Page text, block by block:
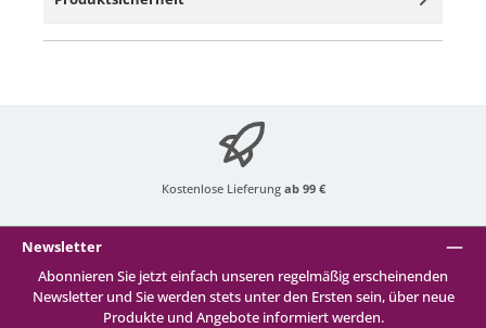
Kostenlose Lieferung ab 99 €
Newsletter
Abonnieren Sie jetzt einfach unseren regelmäßig erscheinenden
Newsletter und Sie werden stets unter den Ersten sein, über neue
Produkte und Angebote informiert werden.